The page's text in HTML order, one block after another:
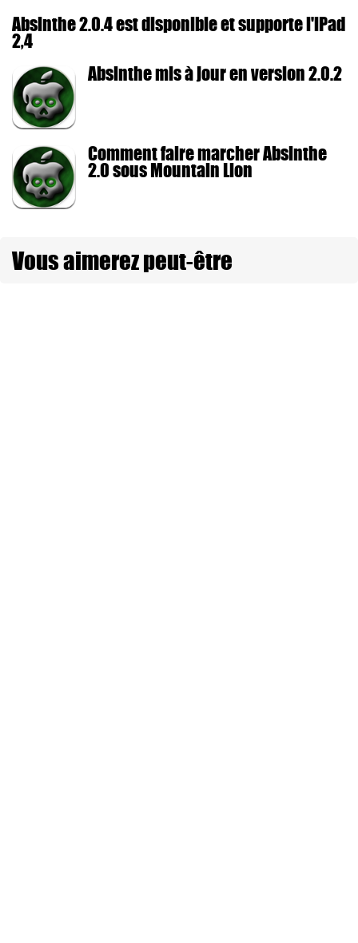
Absinthe 2.0.4 est disponible et supporte l'iPad
2,4
Absinthe mis à jour en version 2.0.2
Comment faire marcher Absinthe
2.0 sous Mountain Lion
Vous aimerez peut-être